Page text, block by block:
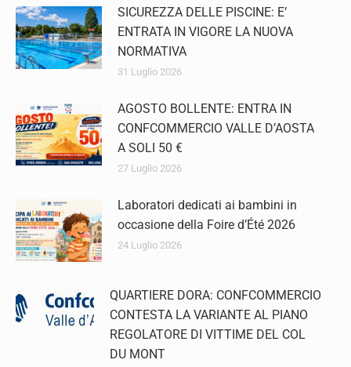
SICUREZZA DELLE PISCINE: E’
ENTRATA IN VIGORE LA NUOVA
NORMATIVA
31 Luglio 2026
AGOSTO BOLLENTE: ENTRA IN
CONFCOMMERCIO VALLE D’AOSTA
A SOLI 50 €
27 Luglio 2026
Laboratori dedicati ai bambini in
occasione della Foire d’Été 2026
24 Luglio 2026
QUARTIERE DORA: CONFCOMMERCIO
CONTESTA LA VARIANTE AL PIANO
REGOLATORE DI VITTIME DEL COL
DU MONT